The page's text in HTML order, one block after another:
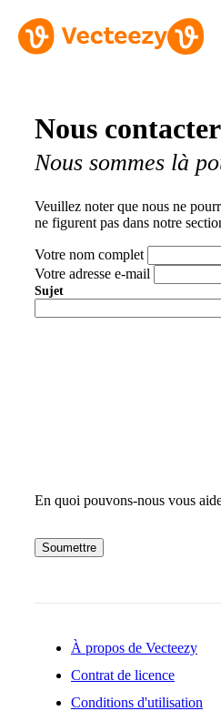
Nous contacter
Nous sommes là
Veuillez noter que nous ne
ne figurent pas dans notre
Votre nom complet
Votre adresse e-mail
Sujet
En quoi pouvons-nous vous
Soumettre
À propos de Vecteezy
Contrat de licence
Conditions d'utilisation